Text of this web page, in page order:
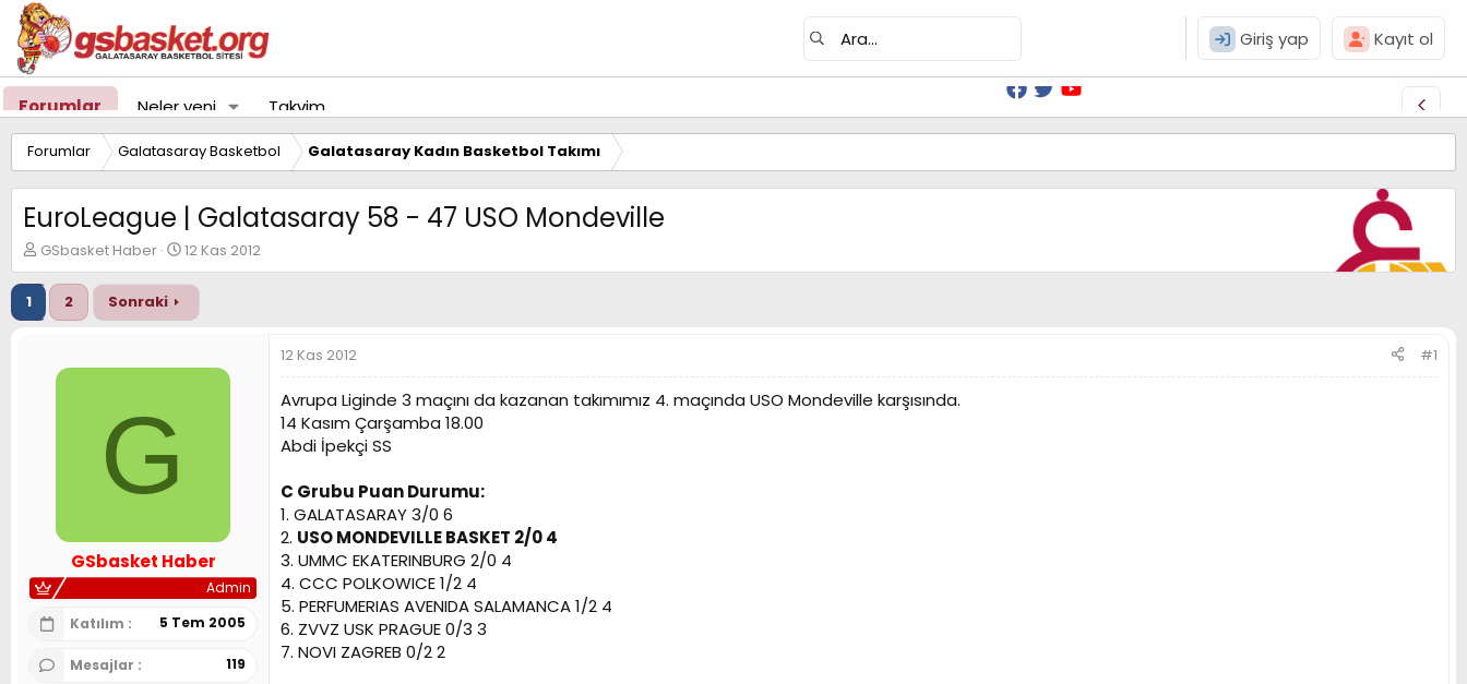
Giriş yap Kayıt ol
Forumlar Neler yeni Takvim
Forumlar Galatasaray Basketbol Galatasaray Kadın Basketbol Takımı
EuroLeague | Galatasaray 58 - 47 USO Mondeville
K
o
n
u
y
GSbasket Haber
B
a
ş
a
g
12 Kas 2012
1 2 Sonraki
G
GSbasket Haber
Admin
Katılım
5 Tem 2005
Mesajlar 119
12 Kas 2012 #1
Avrupa Liginde 3 maçını da kazanan takımımız 4. maçında USO Mondeville karşısında.
14 Kasım Çarşamba 18.00
Abdi İpekçi SS
C Grubu Puan Durumu:
1. GALATASARAY 3/0 6
2. USO MONDEVILLE BASKET 2/0 4
3. UMMC EKATERINBURG 2/0 4
4. CCC POLKOWICE 1/2 4
5. PERFUMERIAS AVENIDA SALAMANCA 1/2 4
6. ZVVZ USK PRAGUE 0/3 3
7. NOVI ZAGREB 0/2 2